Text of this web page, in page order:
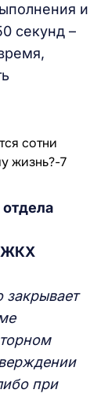
и
секунд –
ЖКХ
закрывает
при